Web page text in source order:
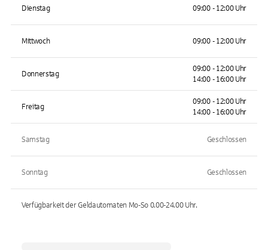
Dienstag 09:00 - 12:00 Uhr
Mittwoch 09:00 - 12:00 Uhr
Donnerstag
09:00 - 12:00 Uhr
14:00 - 16:00 Uhr
Freitag
09:00 - 12:00 Uhr
14:00 - 16:00 Uhr
Samstag Geschlossen
Sonntag Geschlossen
Verfügbarkeit der Geldautomaten Mo-So 0.00-24.00Uhr.